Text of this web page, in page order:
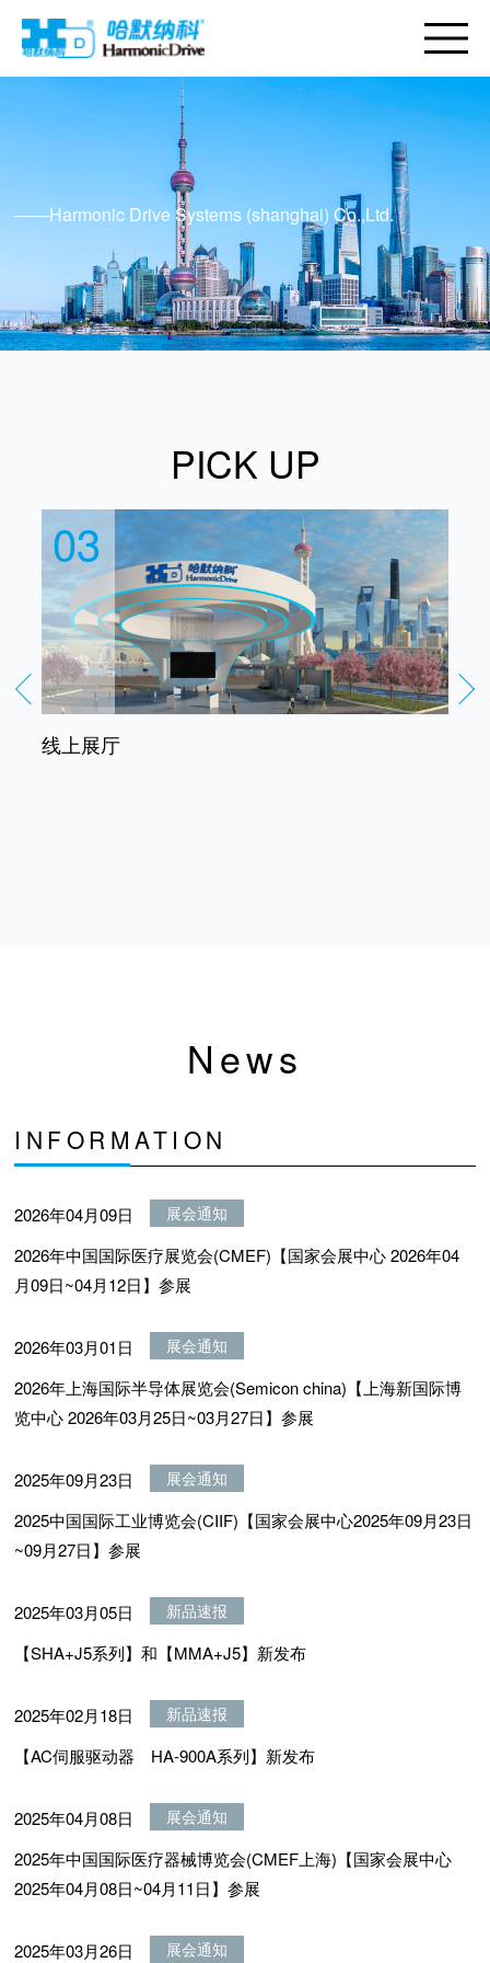
——Harmonic Drive Systems (shanghai) Co.,Ltd.
PICK UP
03
线上展厅
News
INFORMATION
2026年04月09日 展会通知
2026年中国国际医疗展览会(CMEF)【国家会展中心 2026年04
月09日~04月12日】参展
2026年03月01日 展会通知
2026年上海国际半导体展览会(Semicon china)【上海新国际博
览中心 2026年03月25日~03月27日】参展
2025年09月23日 展会通知
2025中国国际工业博览会(CIIF)【国家会展中心2025年09月23日
~09月27日】参展
2025年03月05日 新品速报
【SHA+J5系列】和【MMA+J5】新发布
2025年02月18日 新品速报
【AC伺服驱动器 HA-900A系列】新发布
2025年04月08日 展会通知
2025年中国国际医疗器械博览会(CMEF上海)【国家会展中心
2025年04月08日~04月11日】参展
2025年03月26日 展会通知